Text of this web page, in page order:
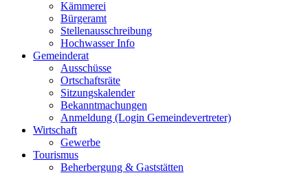
Kämmerei
Bürgeramt
Stellenausschreibung
Hochwasser Info
Gemeinderat
Ausschüsse
Ortschaftsräte
Sitzungskalender
Bekanntmachungen
Anmeldung (Login Gemeindevertreter)
Wirtschaft
Gewerbe
Tourismus
Beherbergung & Gaststätten